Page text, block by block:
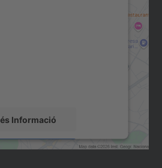
Informació
Accepta